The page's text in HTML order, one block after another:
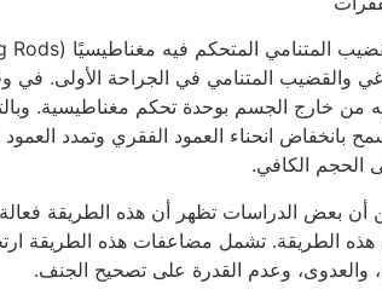
والقضيب المتنامي في الجراحة الأولى. في
به من خارج الجسم بوحدة تحكم مغناطيسية.
بانخفاض انحناء العمود الفقري وتمدد
الحجم الكافي.
بعض الدراسات تظهر أن هذه الطريقة فعالة
الطريقة. تشمل مضاعفات هذه الطريقة
والعدوى، وعدم القدرة على تصحيح الجنف.